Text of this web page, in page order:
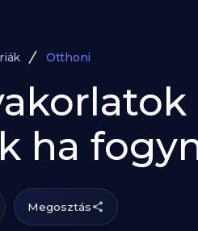
Otthoni
ha
Megosztás